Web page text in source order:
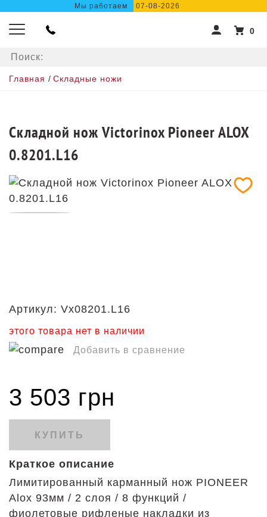
Мы работаем 07-08-2026
0
Главная / Складные ножи
Складной нож Victorinox Pioneer ALOX
0.8201.L16
Артикул: Vx08201.L16
этого товара нет в наличии
Добавить в сравнение
3 503 грн
КУПИТЬ
Краткое описание
Лимитированный карманный нож PIONEER
Alox 93мм / 2 слоя / 8 функций /
фиолетовые рифленые накладки из